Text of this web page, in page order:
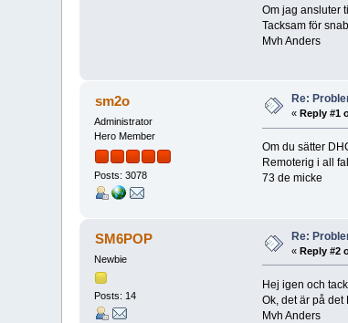
Om jag ansluter
Tacksam för
Mvh Anders
sm2o
Administrator
Hero Member
Posts: 3078
Re:
« Reply #1
Om du sätter
Remoterig i all fall
73 de micke
SM6POP
Newbie
Posts: 14
Re:
«Reply #2
Hej igen och
Ok, det är på
Mvh Anders